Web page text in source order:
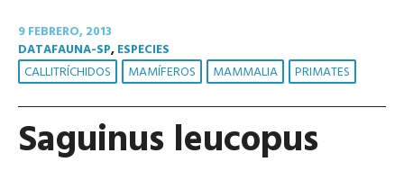
9 FEBRERO, 2013
DATAFAUNA-SP,ESPECIES
CALLITRÍCHIDOS MAMÍFEROS MAMMALIA PRIMATES
Saguinus leucopus